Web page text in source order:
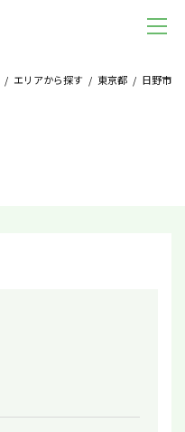
/ エリアから探す / 東京都 / 日野市